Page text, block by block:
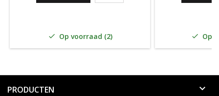
 Op voorraad (2)  Op
PRODUCTEN 